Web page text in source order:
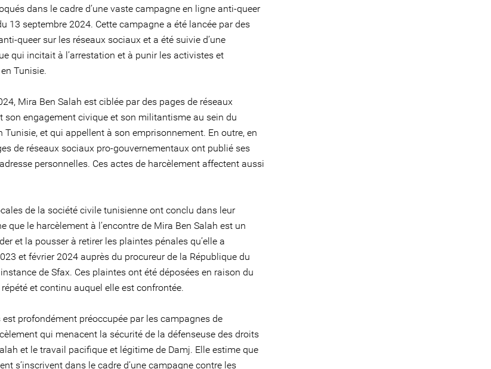
dans le cadre d’une vaste campagne en ligne anti-queer
13 septembre 2024. Cette campagne a été lancée par des
queer sur les réseaux sociaux et a été suivie d’une
qui incitait à l’arrestation et à punir les activistes et
Tunisie.
Mira Ben Salah est ciblée par des pages de réseaux
son engagement civique et son militantisme au sein du
Tunisie, et qui appellent à son emprisonnement. En outre, en
de réseaux sociaux pro-gouvernementaux ont publié ses
personnelles. Ces actes de harcèlement affectent aussi
de la société civile tunisienne ont conclu dans leur
que le harcèlement à l’encontre de Mira Ben Salah est un
et la pousser à retirer les plaintes pénales qu’elle a
et février 2024 auprès du procureur de la République du
de Sfax. Ces plaintes ont été déposées en raison du
et continu auquel elle est confrontée.
est profondément préoccupée par les campagnes de
qui menacent la sécurité de la défenseuse des droits
et le travail pacifique et légitime de Damj. Elle estime que
s’inscrivent dans le cadre d’une campagne contre les